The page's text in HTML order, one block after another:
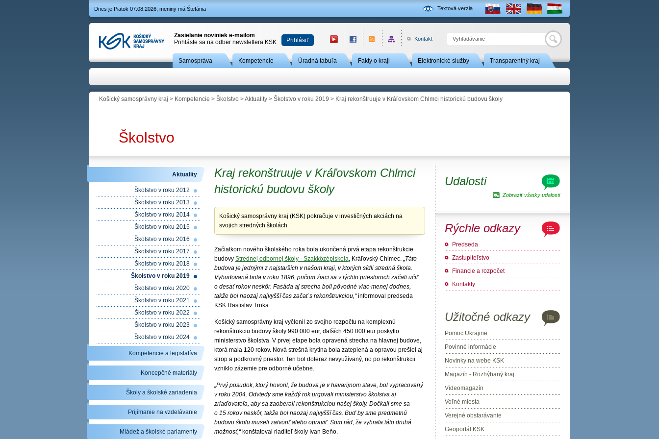
Textová verzia
Dnes je Piatok 07.08.2026, meniny má Štefánia
Hľadať
Zasielanie noviniek e-mailom
Prihláste sa na odber newslettera KSK
Prihlásiť Kontakt
Samospráva Kompetencie Úradná tabuľa Fakty o kraji Elektronické služby Transparentný kraj
Košický samosprávny kraj > Kompetencie > Školstvo >Aktuality > Školstvo v roku 2019 > Kraj rekonštruuje v Kráľovskom Chlmci historickú budovu školy
Školstvo
Kraj rekonštruuje v Kráľovskom Chlmci
historickú budovu školy
Košický samosprávny kraj (KSK) pokračuje v investičných akciách na
svojich stredných školách.
Začiatkom nového školského roka bola ukončená prvá etapa rekonštrukcie
budovy Strednej odbornej školy - Szakközépiskola, Kráľovský Chlmec. „Táto
budova je jednými z najstarších v našom kraji, v ktorých sídli stredná škola.
Vybudovaná bola v roku 1896, pričom žiaci sa v týchto priestoroch začali učiť
o desať rokov neskôr. Fasáda aj strecha boli pôvodné viac-menej dodnes,
takže bol naozaj najvyšší čas začať s rekonštrukciou,“informoval predseda
KSK Rastislav Trnka.
Košický samosprávny kraj vyčlenil zo svojho rozpočtu na komplexnú
rekonštrukciu budovy školy 990 000 eur, ďalších 450 000 eur poskytlo
ministerstvo školstva. V prvej etape bola opravená strecha na hlavnej budove,
ktorá mala 120 rokov. Nová strešná krytina bola zateplená a opravou prešiel aj
strop a podkrovný priestor. Ten bol doteraz nevyužívaný, no po rekonštrukcii
vzniklo zázemie pre odborné učebne.
„Prvý posudok, ktorý hovoril, že budova je v havarijnom stave, bol vypracovaný
v roku 2004. Odvtedy sme každý rok urgovali ministerstvo školstva aj
zriaďovateľa, aby sa zaoberali rekonštrukciou našej školy. Dočkali sme sa
o 15 rokov neskôr, takže bol naozaj najvyšší čas. Buď by sme predmetnú
budovu školu museli zatvoriť alebo opraviť. Som rád, že vyhrala táto druhá
možnosť,“ konštatoval riaditeľ školy Ivan Beňo.
Aktuality
Školstvo v roku 2012
Školstvo v roku 2013
Školstvo v roku 2014
Školstvo v roku 2015
Školstvo v roku 2016
Školstvo v roku 2017
Školstvo v roku 2018
Školstvo v roku 2019
Školstvo v roku 2020
Školstvo v roku 2021
Školstvo v roku 2022
Školstvo v roku 2023
Školstvo v roku 2024
Kompetencie a legislatíva
Koncepčné materiály
Školy a školské zariadenia
Prijímanie na vzdelávanie
Mládež a školské parlamenty
Udalosti
Zobraziť všetky udalosti
Rýchle odkazy
Predseda
Zastupiteľstvo
Financie a rozpočet
Kontakty
Užitočné odkazy
Pomoc Ukrajine
Povinné informácie
Novinky na webe KSK
Magazín - Rozhýbaný kraj
Videomagazín
Voľné miesta
Verejné obstarávanie
Geoportál KSK